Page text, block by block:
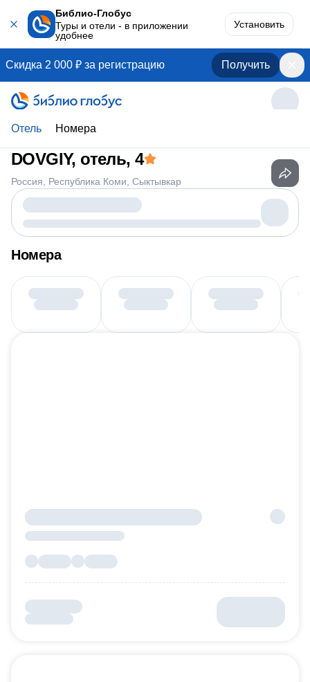
Библио-Глобус
Туры и отели - в приложении
удобнее
Установить
Скидка 2 000 ₽ за регистрацию Получить
Отель Номера
DOVGIY, отель, 4
Россия Республика Коми Сыктывкар
Номера